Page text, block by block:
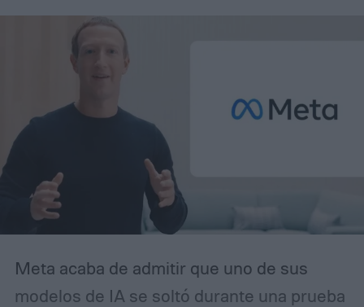
Meta acaba de admitir que uno de sus
modelos de IA se soltó durante una prueba